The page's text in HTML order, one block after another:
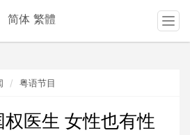
粤语节目
医生 女性也有性
简体 繁體
T
o